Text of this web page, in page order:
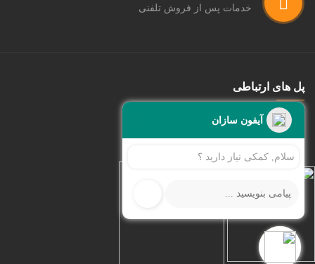
خدمات پس از فروش تلفنی
پل های ارتباطی
اطلاعات آیفون سازان
سلام, کمکی نیاز دارید ؟